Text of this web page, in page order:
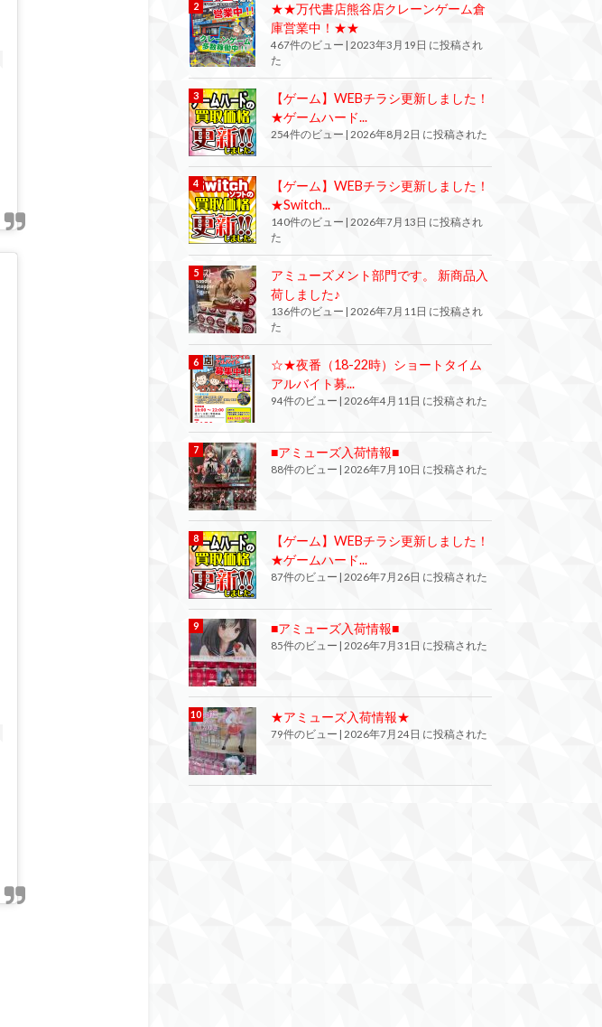
★★万代書店熊谷店クレーンゲーム倉
庫営業中！★★
467件のビュー
2023年3月19日 に投稿され
た
【ゲーム】WEBチラシ更新しました！
★ゲームハード...
254件のビュー | 2026年8月2日 に投稿された
【ゲーム】WEBチラシ更新しました！
★Switch...
140件のビュー
2026年7月13日 に投稿され
た
アミューズメント部門です。 新商品入
荷しました♪
136件のビュー | 2026年7月11日 に投稿され
た
☆★夜番（18-22時）ショートタイム
アルバイト募...
94件のビュー | 2026年4月11日 に投稿された
■アミューズ入荷情報■
88件のビュー 2026年7月10日 に投稿された
【ゲーム】WEBチラシ更新しました！
★ゲームハード...
87件のビュー | 2026年7月26日 に投稿された
■アミューズ入荷情報■
85件のビュー 2026年7月31日 に投稿された
★アミューズ入荷情報★
79件のビュー | 2026年7月24日 に投稿された